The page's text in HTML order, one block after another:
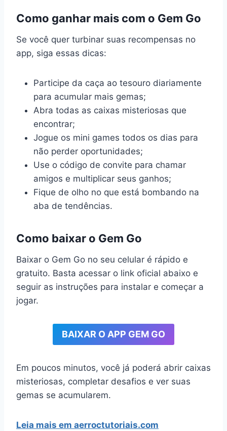
Como ganhar mais com o Gem Go
Se você quer turbinar suas recompensas no
app, siga essas dicas:
Participe da caça ao tesouro diariamente
para acumular mais gemas;
Abra todas as caixas misteriosas que
encontrar;
Jogue os mini games todos os dias para
não perder oportunidades;
Use o código de convite para chamar
amigos e multiplicar seus ganhos;
Fique de olho no que está bombando na
aba de tendências.
Como baixar o Gem Go
Baixar o Gem Go no seu celular é rápido e
gratuito. Basta acessar o link oficial abaixo e
seguir as instruções para instalar e começar a
jogar.
BAIXAR O APP GEM GO
Em poucos minutos, você já poderá abrir caixas
misteriosas, completar desafios e ver suas
gemas se acumularem.
Leia mais em aerroctutoriais.com